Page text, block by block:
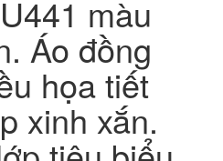
màu
Áo đồng
họa tiết
xinh xắn.